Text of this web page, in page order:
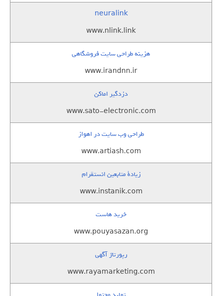
neuralink
www.nlink.link
هزینه طراحی سایت فروشگاهی
www.irandnn.ir
دزدگیر اماکن
www.sato-electronic.com
طراحی وب سایت در اهواز
www.artiash.com
زيادة متابعين انستقرام
www.instanik.com
خرید هاست
www.pouyasazan.org
رپورتاژ آگهی
www.rayamarketing.com